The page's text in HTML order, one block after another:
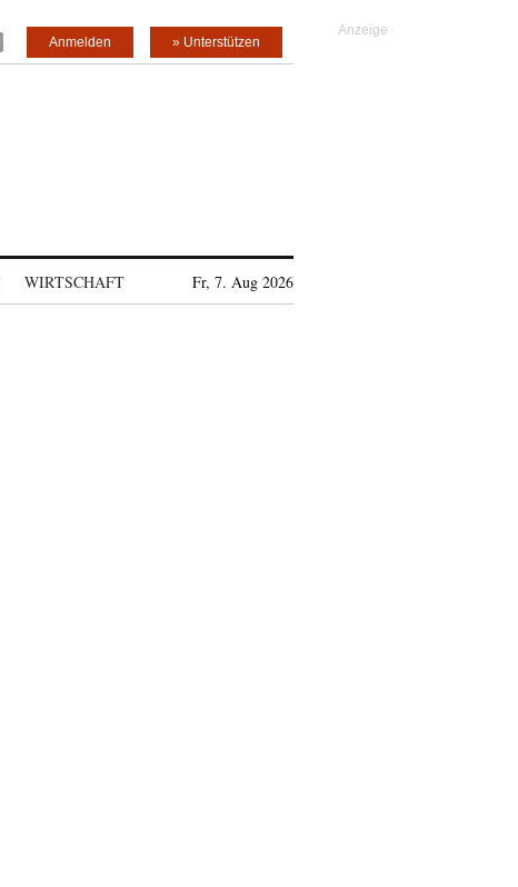
» Unterstützen
Anmelden
WIRTSCHAFT Fr, 7. Aug 2026